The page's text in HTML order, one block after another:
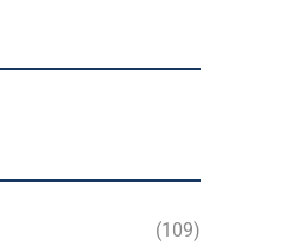
(109)